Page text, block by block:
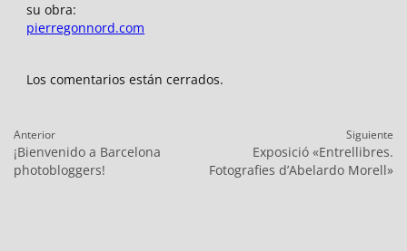
su obra:
pierregonnord.com
Los comentarios están cerrados.
Navegación
de
entradas
Anterior
Entrada
anterior:
¡Bienvenido a Barcelona
photobloggers!
Siguiente
siguiente:
Exposició «Entrellibres.
Fotografies d’Abelardo Morell»